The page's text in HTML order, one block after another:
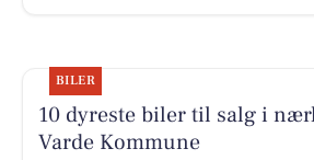
BILER
10 dyreste biler til salg i
Varde Kommune